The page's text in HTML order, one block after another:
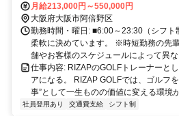
野橋駅 西口改札より徒歩3分
月給213,000円～550,000円
大阪府大阪市阿倍野区
勤務時間・曜日: ■6:00～23:30（シフ
柔軟に決めています。 ※時短勤務の先
舗やお客様のスケジュールによって異
仕事内容: RIZAPのGOLFトレーナーと
アになる。 RIZAP GOLFでは、ゴルフ
事”として一生ものの価値に変える環境
社員登用あり 交通費支給 シフト制